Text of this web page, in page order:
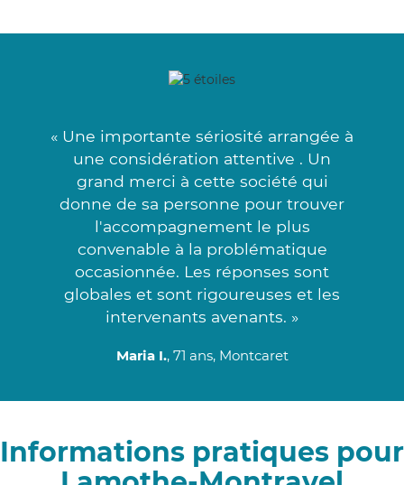
« Une importante sériosité arrangée à
une considération attentive . Un
grand merci à cette société qui
donne de sa personne pour trouver
l'accompagnement le plus
convenable à la problématique
occasionnée. Les réponses sont
globales et sont rigoureuses et les
intervenants avenants. »
Maria I., 71 ans, Montcaret
Informations pratiques pour